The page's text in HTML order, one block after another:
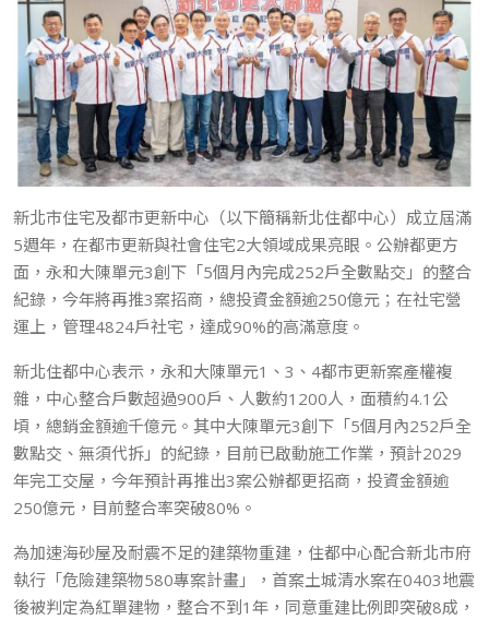
新北市住宅及都市更新中心（以下簡稱新北住都中心）成立屆滿
5週年，在都市更新與社會住宅2大領域成果亮眼。公辦都更方
面，永和大陳單元3創下「5個月內完成252戶全數點交」的整合
紀錄，今年將再推3案招商，總投資金額逾250億元；在社宅營
運上，管理4824戶社宅，達成90%的高滿意度。
新北住都中心表示，永和大陳單元1、3、4都市更新案產權複
雜，中心整合戶數超過900戶、人數約1200人，面積約4.1公
頃，總銷金額逾千億元。其中大陳單元3創下「5個月內252戶全
數點交、無須代拆」的紀錄，目前已啟動施工作業，預計2029
年完工交屋，今年預計再推出3案公辦都更招商，投資金額逾
250億元，目前整合率突破80%。
為加速海砂屋及耐震不足的建築物重建，住都中心配合新北市府
執行「危險建築物580專案計畫」，首案土城清水案在0403地震
後被判定為紅單建物，整合不到1年，同意重建比例即突破8成，